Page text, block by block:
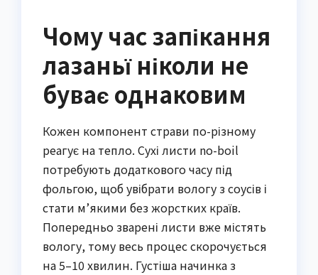
Чому час запікання
лазаньї ніколи не
буває однаковим
Кожен компонент страви по-різному
реагує на тепло. Сухі листи no-boil
потребують додаткового часу під
фольгою, щоб увібрати вологу з соусів і
стати м’якими без жорстких країв.
Попередньо зварені листи вже містять
вологу, тому весь процес скорочується
на 5–10 хвилин. Густіша начинка з